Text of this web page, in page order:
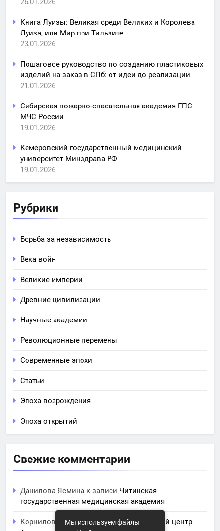
Книга Луизы: Великая среди Великих и Королева
Луиза, или Мир при Тильзите
23.01.2026
Пошаговое руководство по созданию пластиковых
изделий на заказ в СПб: от идеи до реализации
21.01.2026
Сибирская пожарно-спасательная академия ГПС
МЧС России
19.01.2026
Кемеровский государственный медицинский
университет Минздрава РФ
19.01.2026
Рубрики
Борьба за независимость
Века войн
Великие империи
Древние цивилизации
Научные академии
Революционные перемены
Современные эпохи
Статьи
Эпоха возрождения
Эпоха открытий
Свежие комментарии
Данилова Ясмина к записи Читинская
государственная медицинская академия
Корнилова Анитак записиЧПОУ Учебный центр
Мы используем файлы